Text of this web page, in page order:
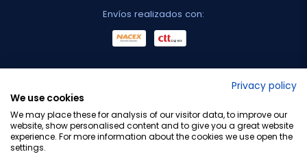
Envíos realizados con:
Privacy policy
We use cookies
We may place these for analysis of our visitor data, to improve our
website, show personalised content and to give you a great website
experience. For more information about the cookies we use open the
settings.